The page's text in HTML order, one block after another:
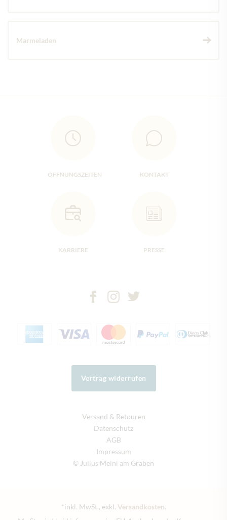
Marmeladen
ÖFFNUNGSZEITEN KONTAKT
KARRIERE PRESSE
Vertrag widerrufen
Versand & Retouren
Datenschutz
AGB
Impressum
© Julius Meinl am Graben
*inkl. MwSt., exkl. Versandkosten.